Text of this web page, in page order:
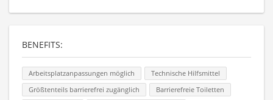
BENEFITS:
Arbeitsplatzanpassungen möglich
Technische Hilfsmittel
Größtenteils barrierefrei zugänglich
Barrierefreie Toiletten